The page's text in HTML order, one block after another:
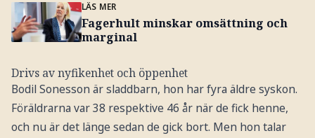
LÄS MER
Fagerhult minskar omsättning och
marginal
Drivs av nyfikenhet och öppenhet
Bodil Sonesson är sladdbarn, hon har fyra äldre syskon.
Föräldrarna var 38 respektive 46 år när de fick henne,
och nu är det länge sedan de gick bort. Men hon talar